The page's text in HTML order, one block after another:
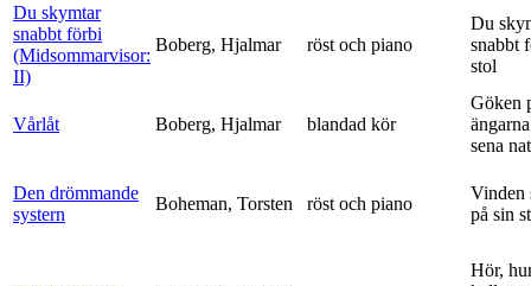
Du skymtar
snabbt förbi
(Midsommarvisor:
II)
Boberg, Hjalmar röst och piano
Du
snabbt
stol
Vårlåt Boberg, Hjalmar blandad kör
Göken
sena
Den drömmande
systern
Boheman, Torsten röst och piano
Vinden
på sin
Hör,